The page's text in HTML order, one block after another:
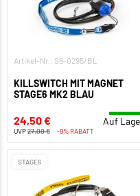
Artikel-Nr.: S6-0295/BL
KILLSWITCH MIT MAGNET
STAGE6 MK2 BLAU
24,50 € Auf
UVP27,00 € -9% RABATT
STAGE6